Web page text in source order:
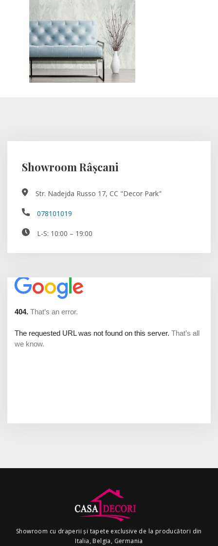
Showroom Râșcani
Str. Nadejda Russo 17, CC "Decor Park"
078101019
L-S: 10:00 – 19:00
Showroom cu draperii și tapete exclusive de la producători din
Italia, Belgia, Germania